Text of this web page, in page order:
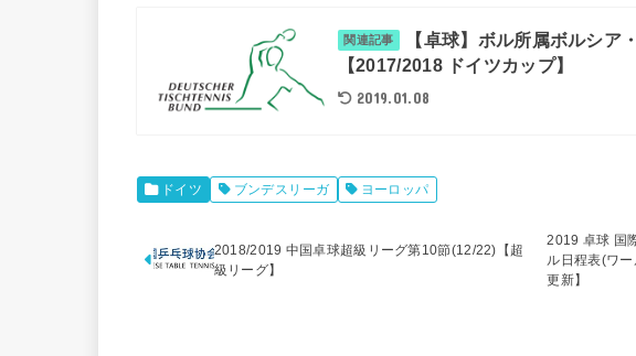
関連記事
【卓球】ボル所属ボルシア
【2017/2018 ドイツカップ】
2019.01.08
ドイツ ブンデスリーガ ヨーロッパ
2018/2019 中国卓球超級リーグ第10節(12/22)【超
級リーグ】
2019 卓球 国
ル日程表(ワ
更新】